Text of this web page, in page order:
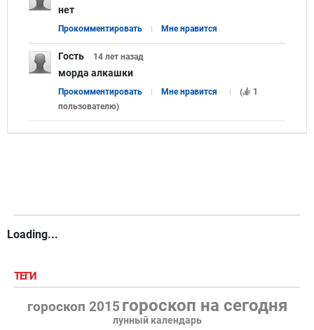
нет
Прокомментировать Мне нравится
Гость 14 лет назад
морда алкашки
Прокомментировать Мне нравится (
1
пользователю)
Loading...
ТЕГИ
гороскоп 2015 гороскоп на сегодня
лунный календарь